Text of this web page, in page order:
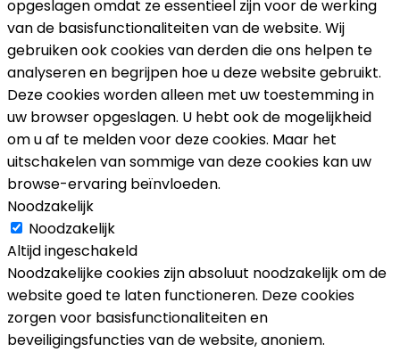
opgeslagen omdat ze essentieel zijn voor de werking
van de basisfunctionaliteiten van de website. Wij
gebruiken ook cookies van derden die ons helpen te
analyseren en begrijpen hoe u deze website gebruikt.
Deze cookies worden alleen met uw toestemming in
uw browser opgeslagen. U hebt ook de mogelijkheid
om u af te melden voor deze cookies. Maar het
uitschakelen van sommige van deze cookies kan uw
browse-ervaring beïnvloeden.
Noodzakelijk
Noodzakelijk
Altijd ingeschakeld
Noodzakelijke cookies zijn absoluut noodzakelijk om de
website goed te laten functioneren. Deze cookies
zorgen voor basisfunctionaliteiten en
beveiligingsfuncties van de website, anoniem.